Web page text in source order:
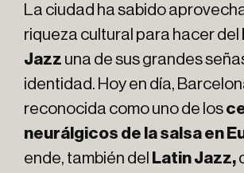
La ciudad ha sabido
riqueza cultural para hacer del
Jazz una de sus grandes
identidad. Hoy en día,
reconocida como uno de los
neurálgicos de la salsa en
ende, también del Latin Jazz,